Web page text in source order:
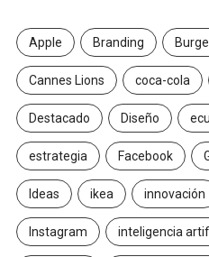
Apple Branding
Cannes Lions coca-cola
Destacado Diseño
estrategia Facebook
Ideas ikea innovación
Instagram inteligencia